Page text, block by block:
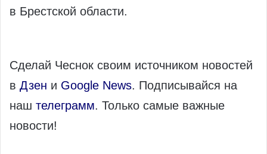
в Брестской области.
Сделай Чеснок своим источником новостей
в Дзен и Google News. Подписывайся на
наш телеграмм. Только самые важные
новости!